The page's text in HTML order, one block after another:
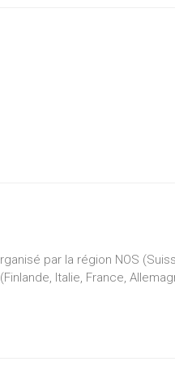
par la région NOS
Italie, France,